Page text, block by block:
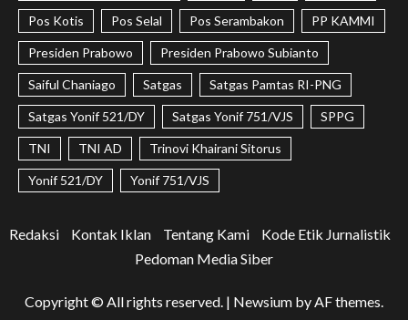
Pos Kotis Pos Selal Pos Serambakon PP KAMMI
Presiden Prabowo Presiden Prabowo Subianto
Saiful Chaniago Satgas Satgas Pamtas RI-PNG
Satgas Yonif 521/DY Satgas Yonif 751/VJS SPPG
TNI TNI AD Trinovi Khairani Sitorus
Yonif 521/DY Yonif 751/VJS
Redaksi Kontak Iklan Tentang Kami
Kode Etik Jurnalistik
Pedoman Media Siber
Copyright © All rights reserved. | Newsium by AF themes.